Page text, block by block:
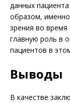
данных
образом, именно
зрения во время
главную роль в
пациентов в
Выводы
В качестве